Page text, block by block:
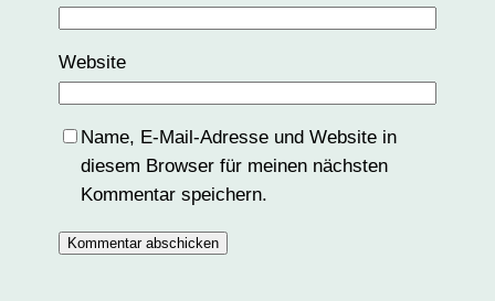
Website
Name, E-Mail-Adresse und Website in
diesem Browser für meinen nächsten
Kommentar speichern.